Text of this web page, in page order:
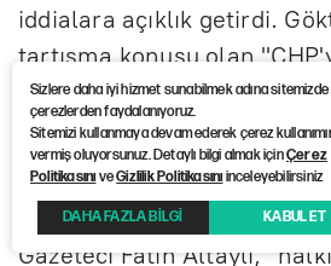
iddialara açıklık getirdi.
tartışma konusu olan
bizzat doğrulayarak,
talebiyle
Hakimliği'ne çıkarılmadan
bir görüşme yapıldığını
Gazeteci Fatih Altaylı,
Sizlere daha iyi hizmet sunabilmek adına sitemizde
çerezlerden faydalanıyoruz.
Sitemizi kullanmaya devam ederek çerez
vermiş oluyorsunuz. Detaylı bilgi almak içinÇerez
PolitikasınıveGizlilik Politikasınıinceleyebilirsiniz
DAHA FAZLA BİLGİ KABUL ET